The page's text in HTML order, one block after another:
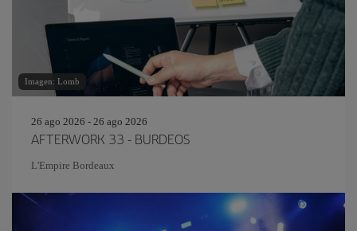
Imagen: Lomb
26 ago 2026 - 26 ago 2026
AFTERWORK 33 - BURDEOS
L'Empire Bordeaux